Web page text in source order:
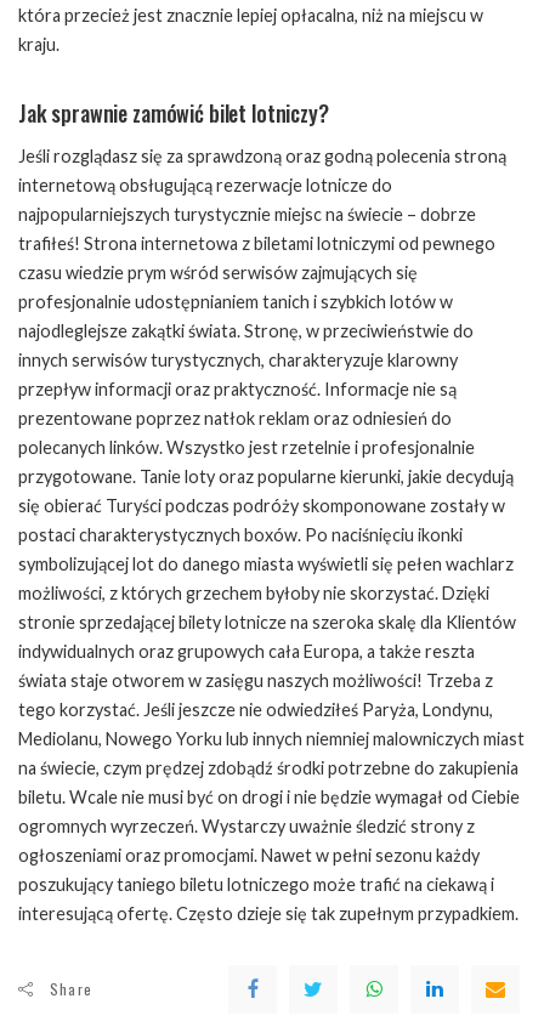
która przecież jest znacznie lepiej opłacalna, niż na miejscu w
kraju.
Jak sprawnie zamówić bilet lotniczy?
Jeśli rozglądasz się za sprawdzoną oraz godną polecenia stroną
internetową obsługującą rezerwacje lotnicze do
najpopularniejszych turystycznie miejsc na świecie – dobrze
trafiłeś! Strona internetowa z biletami lotniczymi od pewnego
czasu wiedzie prym wśród serwisów zajmujących się
profesjonalnie udostępnianiem tanich i szybkich lotów w
najodleglejsze zakątki świata. Stronę, w przeciwieństwie do
innych serwisów turystycznych, charakteryzuje klarowny
przepływ informacji oraz praktyczność. Informacje nie są
prezentowane poprzez natłok reklam oraz odniesień do
polecanych linków. Wszystko jest rzetelnie i profesjonalnie
przygotowane. Tanie loty oraz popularne kierunki, jakie decydują
się obierać Turyści podczas podróży skomponowane zostały w
postaci charakterystycznych boxów. Po naciśnięciu ikonki
symbolizującej lot do danego miasta wyświetli się pełen wachlarz
możliwości, z których grzechem byłoby nie skorzystać. Dzięki
stronie sprzedającej bilety lotnicze na szeroka skalę dla Klientów
indywidualnych oraz grupowych cała Europa, a także reszta
świata staje otworem w zasięgu naszych możliwości! Trzeba z
tego korzystać. Jeśli jeszcze nie odwiedziłeś Paryża, Londynu,
Mediolanu, Nowego Yorku lub innych niemniej malowniczych miast
na świecie, czym prędzej zdobądź środki potrzebne do zakupienia
biletu. Wcale nie musi być on drogi i nie będzie wymagał od Ciebie
ogromnych wyrzeczeń. Wystarczy uważnie śledzić strony z
ogłoszeniami oraz promocjami. Nawet w pełni sezonu każdy
poszukujący taniego biletu lotniczego może trafić na ciekawą i
interesującą ofertę. Często dzieje się tak zupełnym przypadkiem.
Share